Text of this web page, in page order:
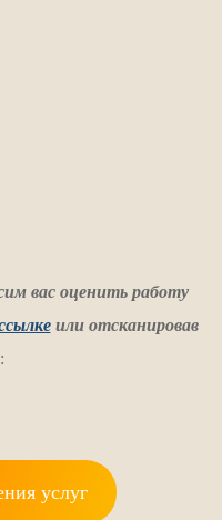
вас оценить работу
или отсканировав
:
услуг